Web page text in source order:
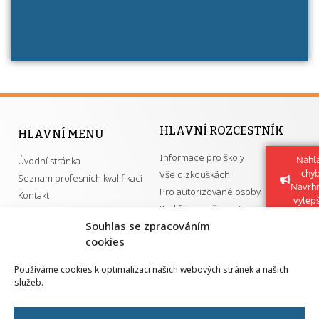
Souhlas se zpracováním
cookies
Používáme cookies k optimalizaci našich webových stránek a našich
služeb.
HLAVNÍ MENU
Úvodní stránka
Seznam profesních kvalifikací
Kontakt
HLAVNÍ ROZCESTNÍK
Informace pro školy
Vše o zkouškách
Pro autorizované osoby
Kvalifikace a živnosti
GDPR
Národní pedagogický institut ČR